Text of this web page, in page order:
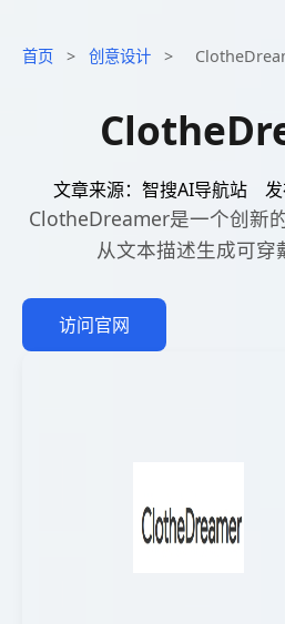
首页 > 创意设计 >
文章来源：智搜AI导航站
ClotheDreamer是一个创新
从文本描述生成可穿
访问官网